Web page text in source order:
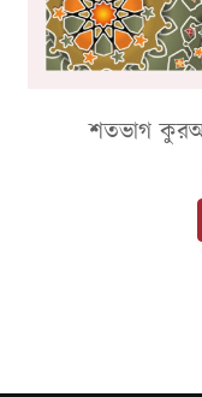
শতভাগ